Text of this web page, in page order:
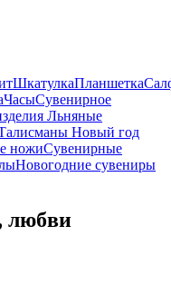
ШкатулкаПланшетка
ЧасыСувенирное
Льняные
Новый год
ножиСувенирные
Новогодние сувениры
любви